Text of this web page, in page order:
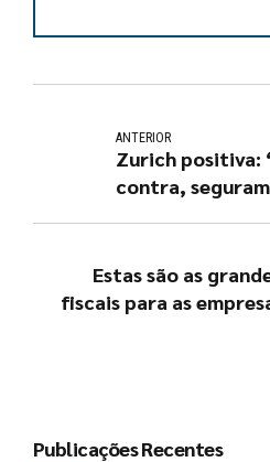
ANTERIOR
Zurich positiva:
contra,
Estas são as
fiscais para as
Publicações Recentes